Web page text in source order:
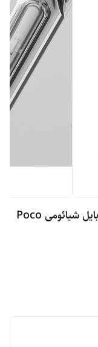
کاور مدل ژله ایی مناسب برای گوشی موبایل شیائومی Poco